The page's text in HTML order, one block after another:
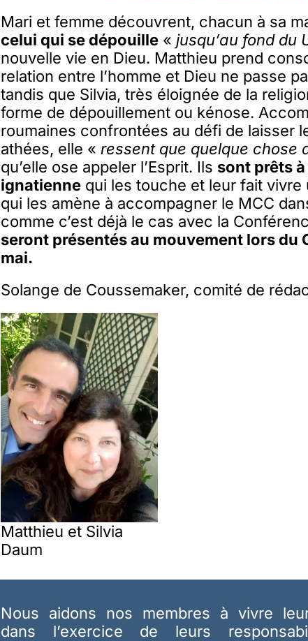
Mari et femme découvrent, chacun à sa
celui qui se dépouille «jusqu’au fond du
nouvelle vie en Dieu. Matthieu prend
relation entre l’homme et Dieu ne passe
tandis que Silvia, très éloignée de la
forme de dépouillement ou kénose.
roumaines confrontées au défi de laisser
athées, elle «ressent que quelque chose
qu’elle ose appeler l’Esprit. Ils sont prêts
ignatienne qui les touche et leur fait
qui les amène à accompagner le MCC
comme c’est déjà le cas avec la
seront présentés au mouvement lors du
mai.
Solange de Coussemaker, comité de
Matthieu et Silvia
Daum
Nous aidons nos membres à vivre
dans l’exercice de leurs